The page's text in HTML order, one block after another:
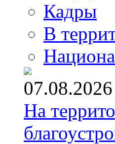
Кадры
В
07.08.2026
На